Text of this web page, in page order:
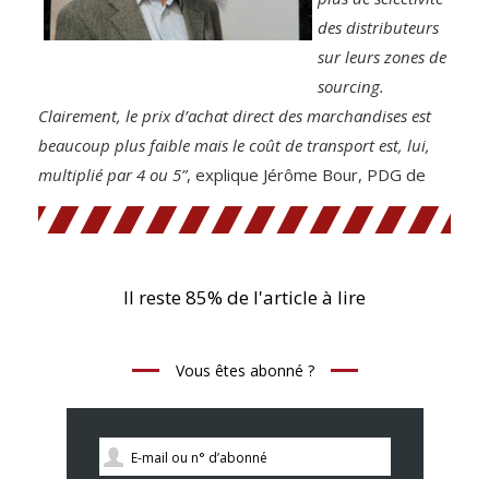
des distributeurs
sur leurs zones de
sourcing.
Clairement, le prix d’achat direct des marchandises est
beaucoup plus faible mais le coût de transport est, lui,
multiplié par 4 ou 5”, explique Jérôme Bour, PDG de
Il reste 85% de l'article à lire
Vous êtes abonné ?